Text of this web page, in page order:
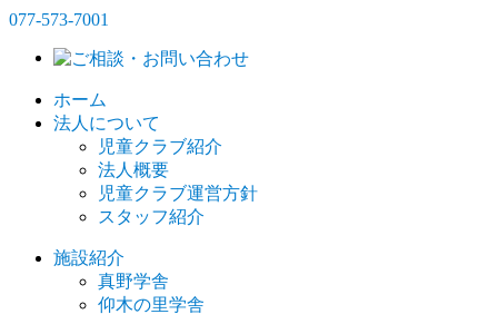
077-573-7001
ホーム
法人について
児童クラブ紹介
法人概要
児童クラブ運営方針
スタッフ紹介
施設紹介
真野学舎
仰木の里学舎